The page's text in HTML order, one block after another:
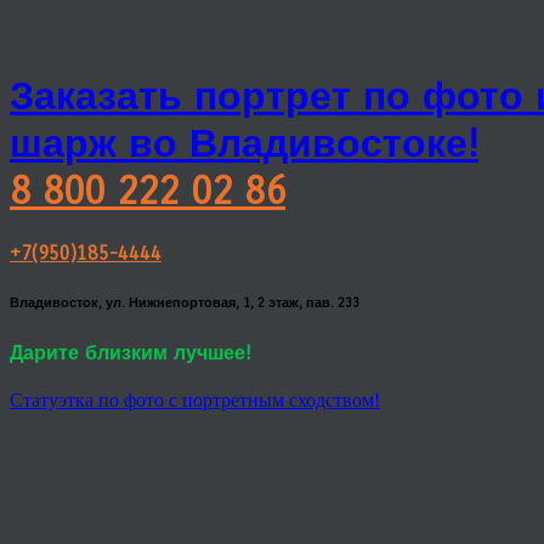
Заказать портрет по фото
шарж во Владивостоке!
8 800 222 02 86
+7(950)185-4444
Владивосток, ул. Нижнепортовая, 1, 2 этаж, пав. 233
Дарите близким лучшее!
Статуэтка по фото с портретным сходством!